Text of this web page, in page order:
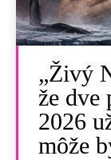
„Živý
že dve
2026
môže